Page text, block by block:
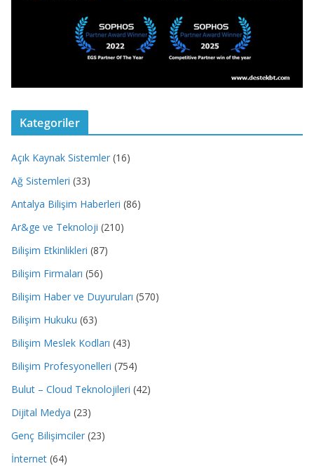
Kategoriler
Açık Kaynak Sistemler (16)
Ağ Sistemleri (33)
Antalya Bilişim Haberleri (86)
Ar&ge ve Teknoloji (210)
Bilişim Etkinlikleri (87)
Bilişim Firmaları (56)
Bilişim Haber ve Duyuruları (570)
Bilişim Hukuku (63)
Bilişim Meslek Kodları (43)
Bilişim Profesyonelleri (754)
Bulut – Cloud Teknolojileri (42)
Dijital Medya (23)
Genç Bilişimciler (23)
İnternet (64)